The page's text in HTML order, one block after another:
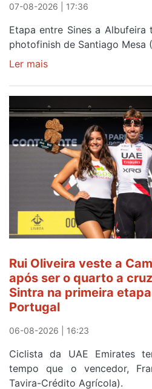
07-08-2026 | 17:36
Etapa entre Sines a
photofinish de Santiago Mesa
Ler mais
é
sexto
e
continua
Camisola
Amarela
ao
da
etapa
da
Volta
a
Portugal
Rui Oliveira veste a
após ser o quarto a
Sintra na primeira
Portugal
06-08-2026 | 16:23
Ciclista da UAE Emirates
tempo que o vencedor,
Tavira-Crédito Agrícola).